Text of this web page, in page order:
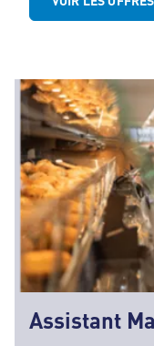
Assistant